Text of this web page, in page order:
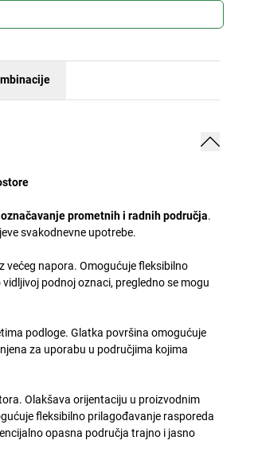
označavanje prometnih i radnih područja.
svakodnevne upotrebe.
većeg napora. Omogućuje fleksibilno
podnoj oznaci, pregledno se mogu
podloge. Glatka površina omogućuje
za uporabu u područjima kojima
Olakšava orijentaciju u proizvodnim
fleksibilno prilagođavanje rasporeda
opasna područja trajno i jasno